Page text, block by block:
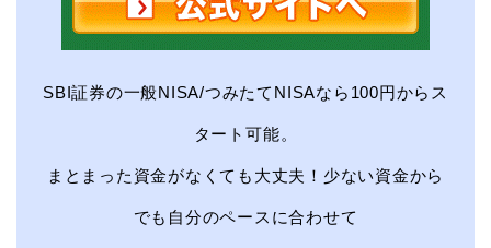
SBI証券の一般NISA/つみたてNISAなら100円からス
タート可能。
まとまった資金がなくても大丈夫！少ない資金から
でも自分のペースに合わせて